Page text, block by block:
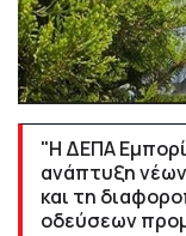
"H ΔΕΠΑ
ανάπτυξη
και τη
οδεύσεων